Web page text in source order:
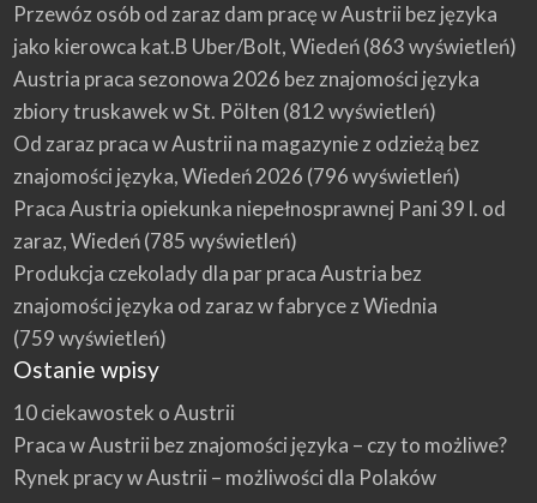
Przewóz osób od zaraz dam pracę w Austrii bez języka
jako kierowca kat.B Uber/Bolt, Wiedeń(863 wyświetleń)
Austria praca sezonowa 2026 bez znajomości języka
zbiory truskawek w St. Pölten (812 wyświetleń)
Od zaraz praca w Austrii na magazynie z odzieżą bez
znajomości języka, Wiedeń 2026 (796 wyświetleń)
Praca Austria opiekunka niepełnosprawnej Pani 39 l. od
zaraz, Wiedeń(785 wyświetleń)
Produkcja czekolady dla par praca Austria bez
znajomości języka od zaraz w fabryce z Wiednia
(759 wyświetleń)
Ostanie wpisy
10 ciekawostek o Austrii
Praca w Austrii bez znajomości języka – czy to możliwe?
Rynek pracy w Austrii – możliwości dla Polaków